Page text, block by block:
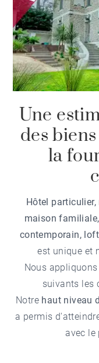
Une
des
la
Hôtel
maison
contemporain,
est unique et
Nous
suivants les
Notre haut niveau
a permis
avec le